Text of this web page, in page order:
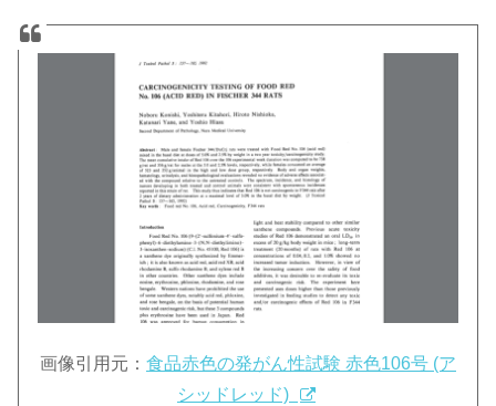
画像引用元： 食品赤色の発がん性試験 赤色106号 (ア
シッドレッド)